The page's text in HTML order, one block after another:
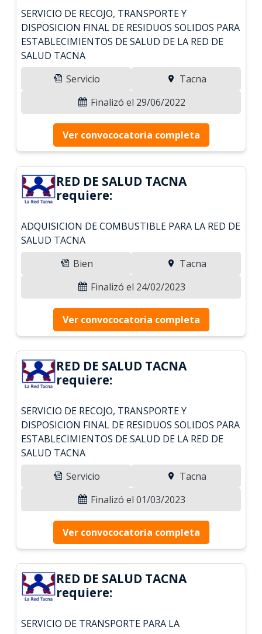
SERVICIO DE RECOJO, TRANSPORTE Y
DISPOSICION FINAL DE RESIDUOS SOLIDOS PARA
ESTABLECIMIENTOS DE SALUD DE LA RED DE
SALUD TACNA
Servicio
Tacna
Finalizó el 29/06/2022
Ver convococatoria completa
RED DE SALUD TACNA
requiere:
ADQUISICION DE COMBUSTIBLE PARA LA RED DE
SALUD TACNA
Bien
Tacna
Finalizó el 24/02/2023
Ver convococatoria completa
RED DE SALUD TACNA
requiere:
SERVICIO DE RECOJO, TRANSPORTE Y
DISPOSICION FINAL DE RESIDUOS SOLIDOS PARA
ESTABLECIMIENTOS DE SALUD DE LA RED DE
SALUD TACNA
Servicio
Tacna
Finalizó el 01/03/2023
Ver convococatoria completa
RED DE SALUD TACNA
requiere:
SERVICIO DE TRANSPORTE PARA LA